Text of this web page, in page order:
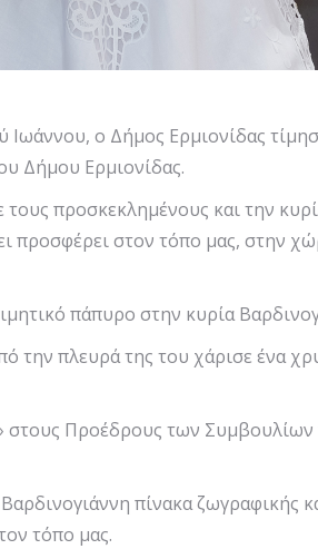
ο Δήμος Ερμιονίδας
Δήμου Ερμιονίδας.
προσκεκλημένους και την
προσφέρει στον τόπο μας, στην
πάπυρο στην κυρία
την πλευρά της του χάρισε ένα
στους Προέδρους των
πίνακα ζωγραφικής
τόπο μας.